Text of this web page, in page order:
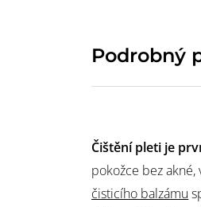
Podrobný
Čištění pleti je
pokožce bez
čisticího balzámu